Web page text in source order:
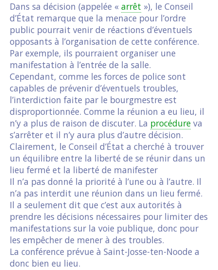
Dans sa décision (appelée « arrêt »), le Conseil
d’État remarque que la menace pour l’ordre
public pourrait venir de réactions d’éventuels
opposants à l’organisation de cette conférence.
Par exemple, ils pourraient organiser une
manifestation à l’entrée de la salle.
Cependant, comme les forces de police sont
capables de prévenir d’éventuels troubles,
l’interdiction faite par le bourgmestre est
disproportionnée. Comme la réunion a eu lieu, il
n’y a plus de raison de discuter. La procédure va
s’arrêter et il n’y aura plus d’autre décision.
Clairement, le Conseil d’État a cherché à trouver
un équilibre entre la liberté de se réunir dans un
lieu fermé et la liberté de manifester
Il n’a pas donné la priorité à l’une ou à l’autre. Il
n’a pas interdit une réunion dans un lieu fermé.
Il a seulement dit que c’est aux autorités à
prendre les décisions nécessaires pour limiter des
manifestations sur la voie publique, donc pour
les empêcher de mener à des troubles.
La conférence prévue à Saint-Josse-ten-Noode a
donc bien eu lieu.